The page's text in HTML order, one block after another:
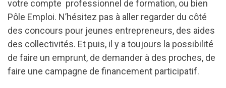
votre compte professionnel de formation, ou bien
Pôle Emploi. N’hésitez pas à aller regarder du côté
des concours pour jeunes entrepreneurs, des aides
des collectivités. Et puis, il y a toujours la possibilité
de faire un emprunt, de demander à des proches, de
faire une campagne de financement participatif.